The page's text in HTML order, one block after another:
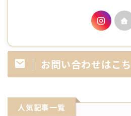
お問い合わせはこ
人気記事一覧